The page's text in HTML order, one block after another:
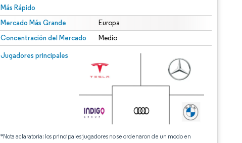
Más Rápido
Mercado Más Grande Europa
Concentración del Mercado Medio
Jugadores principales
*Nota aclaratoria: los principales jugadores no se ordenaron de un modo en